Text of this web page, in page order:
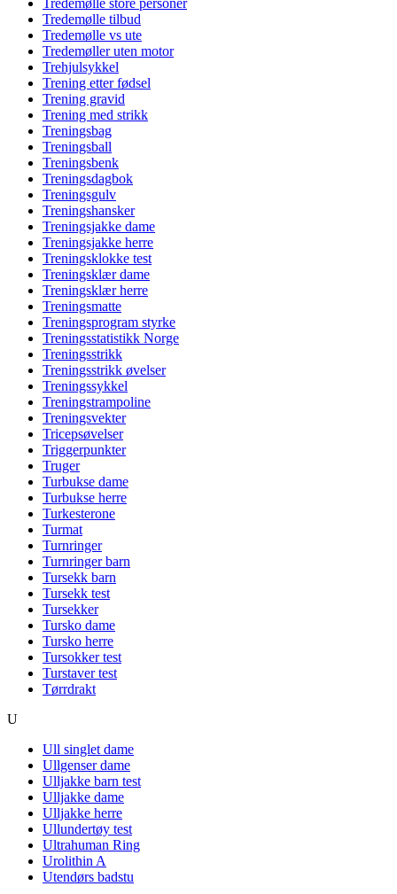
Tredemølle store personer
Tredemølle tilbud
Tredemølle vs ute
Tredemøller uten motor
Trehjulsykkel
Trening etter fødsel
Trening gravid
Trening med strikk
Treningsbag
Treningsball
Treningsbenk
Treningsdagbok
Treningsgulv
Treningshansker
Treningsjakke dame
Treningsjakke herre
Treningsklokke test
Treningsklær dame
Treningsklær herre
Treningsmatte
Treningsprogram styrke
Treningsstatistikk Norge
Treningsstrikk
Treningsstrikk øvelser
Treningssykkel
Treningstrampoline
Treningsvekter
Tricepsøvelser
Triggerpunkter
Truger
Turbukse dame
Turbukse herre
Turkesterone
Turmat
Turnringer
Turnringer barn
Tursekk barn
Tursekk test
Tursekker
Tursko dame
Tursko herre
Tursokker test
Turstaver test
Tørrdrakt
U
Ull singlet dame
Ullgenser dame
Ulljakke barn test
Ulljakke dame
Ulljakke herre
Ullundertøy test
Ultrahuman Ring
Urolithin A
Utendørs badstu